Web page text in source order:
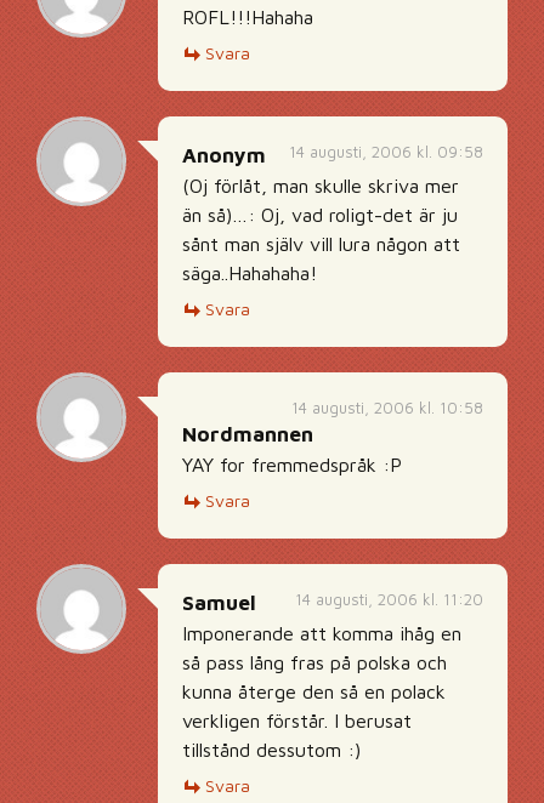
ROFL!!!Hahaha
Svara
14 augusti, 2006 kl. 09:58
Anonym
(Oj förlåt, man skulle skriva mer
än så)…: Oj, vad roligt-det är ju
sånt man själv vill lura någon att
säga..Hahahaha!
Svara
14 augusti, 2006 kl. 10:58
Nordmannen
YAY for fremmedspråk :P
Svara
14 augusti, 2006 kl. 11:20
Samuel
Imponerande att komma ihåg en
så pass lång fras på polska och
kunna återge den så en polack
verkligen förstår. I berusat
tillstånd dessutom :)
Svara